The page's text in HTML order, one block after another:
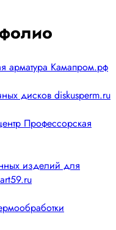
арматура Камапром.рф
дисков diskusperm.ru
Профессорская
изделий для